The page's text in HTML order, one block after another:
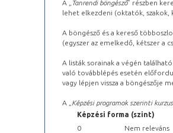
A „ Tanrendi böngésző” részben
lehet elkezdeni (oktatók, szakok,
A böngésző és a kereső
(egyszer az emelkedő, kétszer a
A listák sorainak a végén
való továbblépés esetén
vagy lépjen vissza a böngészője
A „ Képzési programok szerinti
Képzési forma (szint)
0
Nem releváns